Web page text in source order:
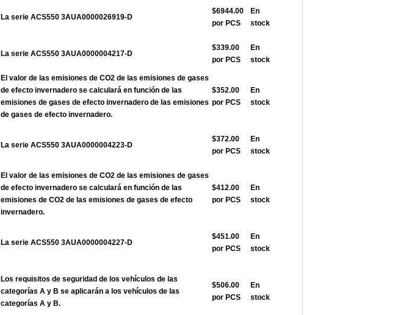
La serie ACS550 3AUA0000026919-D
$6944.00
por PCS
En
stock
La serie ACS550 3AUA0000004217-D
$339.00
por PCS
En
stock
El valor de las emisiones de CO2 de las emisiones de gases
de efecto invernadero se calculará en función de las
emisiones de gases de efecto invernadero de las emisiones
de gases de efecto invernadero.
$352.00
por PCS
En
stock
La serie ACS550 3AUA0000004223-D
$372.00
por PCS
En
stock
El valor de las emisiones de CO2 de las emisiones de gases
de efecto invernadero se calculará en función de las
emisiones de CO2 de las emisiones de gases de efecto
invernadero.
$412.00
por PCS
En
stock
La serie ACS550 3AUA0000004227-D
$451.00
por PCS
En
stock
Los requisitos de seguridad de los vehículos de las
categorías A y B se aplicarán a los vehículos de las
categorías A y B.
$506.00
por PCS
En
stock